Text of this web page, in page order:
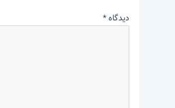
دیدگاه*